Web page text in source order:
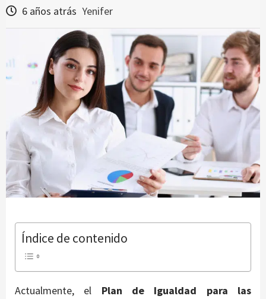
6 años atrás Yenifer
Índice de contenido
Actualmente, el Plan de Igualdad para las